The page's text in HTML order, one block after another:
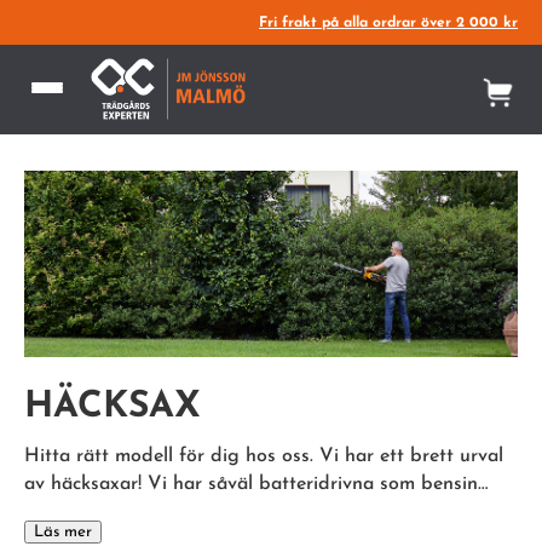
Fri frakt på alla ordrar över 2 000 kr
HÄCKSAX
Hitta rätt modell för dig hos oss. Vi har ett brett urval
av häcksaxar! Vi har såväl batteridrivna som bensin…
Läs mer